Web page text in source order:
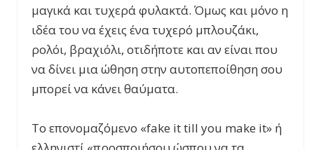
μαγικά και τυχερά φυλακτά. Όμως και μόνο η
ιδέα του να έχεις ένα τυχερό μπλουζάκι,
ρολόι, βραχιόλι, οτιδήποτε και αν είναι που
να δίνει μια ώθηση στην αυτοπεποίθηση σου
μπορεί να κάνει θαύματα.
Το επονομαζόμενο «fake it till you make it» ή